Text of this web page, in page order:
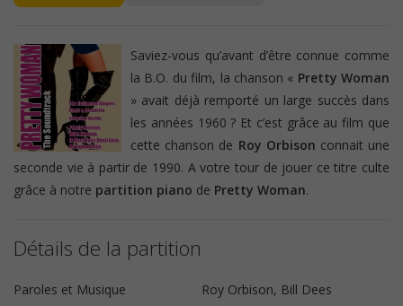
Saviez-vous qu’avant d’être connue comme
la B.O. du film, la chanson « Pretty Woman
» avait déjà remporté un large succès dans
les années 1960 ? Et c’est grâce au film que
cette chanson de Roy Orbison connait une
seconde vie à partir de 1990. A votre tour de jouer ce titre culte
grâce à notre partition piano de Pretty Woman.
Détails de la partition
Paroles et Musique
Roy Orbison, Bill Dees